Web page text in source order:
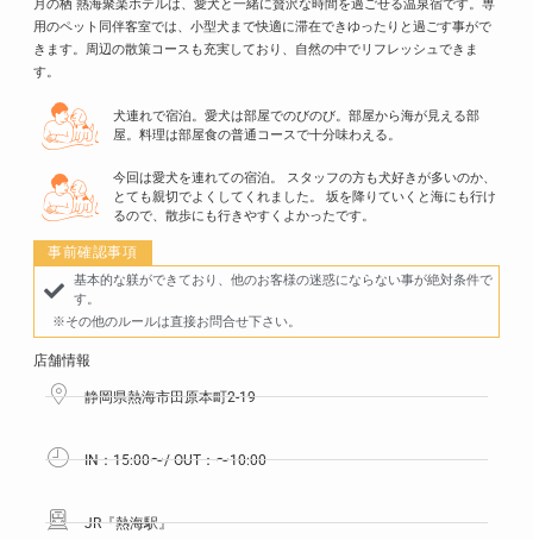
月の栖 熱海聚楽ホテルは、愛犬と一緒に贅沢な時間を過ごせる温泉宿です。 専
用のペット同伴客室では、小型犬まで快適に滞在できゆったりと過ごす事がで
きます。 周辺の散策コースも充実しており、自然の中でリフレッシュできま
す。
犬連れで宿泊。愛犬は部屋でのびのび。部屋から海が見える部
屋。料理は部屋食の普通コースで十分味わえる。
今回は愛犬を連れての宿泊。 スタッフの方も犬好きが多いのか、
とても親切でよくしてくれました。 坂を降りていくと海にも行け
るので、散歩にも行きやすくよかったです。
事前確認事項
基本的な躾ができており、他のお客様の迷惑にならない事が絶対条件で
す。
※その他のルールは直接お問合せ下さい。
店舗情報
静岡県熱海市田原本町2-19
IN：15:00〜/ OUT：〜10:00
JR『熱海駅』